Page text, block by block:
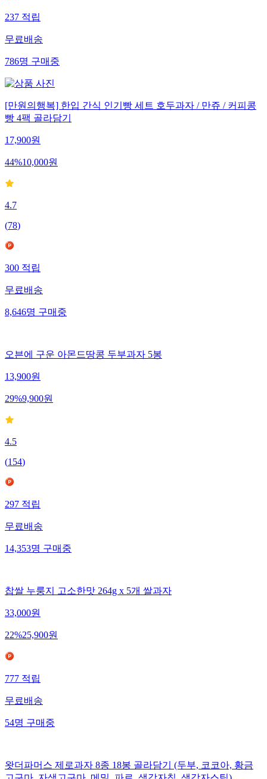
237적립
무료배송
786명구매중
[만원의행복] 한입 간식 인기빵 세트 호두과자 / 만쥬 / 커피콩
빵 4팩 골라담기
17,900원
44%10,000원
4.7
(78)
300적립
무료배송
8,646명구매중
오븐에 구운 아몬드땅콩 두부과자 5봉
13,900원
29%9,900원
4.5
(154)
297적립
무료배송
14,353명구매중
찹쌀 누룽지 고소한맛 264g x 5개 쌀과자
33,000원
22%25,900원
777적립
무료배송
54명구매중
왓더파머스 제로과자 8종 18봉 골라담기 (두부, 코코아, 황금